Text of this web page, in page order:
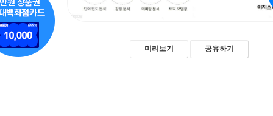
미리보기 공유하기